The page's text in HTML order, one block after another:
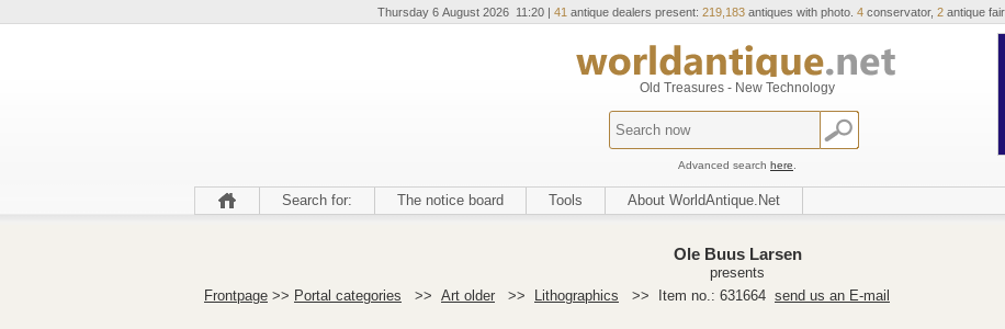
Thursday 6 August 2026 11:20 | 41 antique dealers present: 219,183antiques with photo. 4conservator, 2antique
Old Treasures - New Technology
Advanced search here
Search for: The notice board Tools About WorldAntique.Net
Ole Buus Larsen
presents
Frontpage >> Portal categories >> Art older >> Lithographics >> Item no.: 631664 send us an E-mail